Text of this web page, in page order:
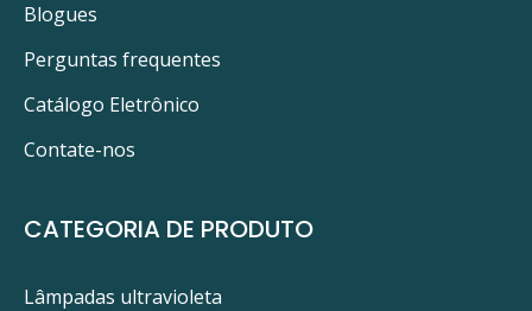
Blogues
Perguntas frequentes
Catálogo Eletrônico
Contate-nos
CATEGORIA DE PRODUTO
Lâmpadas ultravioleta